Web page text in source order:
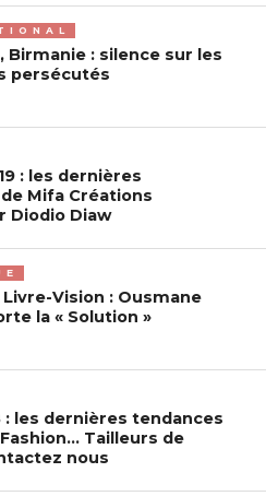
Birmanie : silence sur les
persécutés
: les dernières
Mifa Créations
Diodio Diaw
Livre-Vision : Ousmane
la « Solution »
: les dernières tendances
Tailleurs de
nous